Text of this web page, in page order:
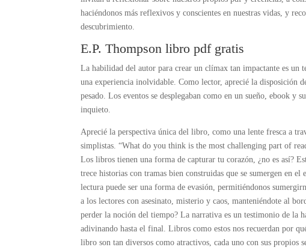
haciéndonos más reflexivos y conscientes en nuestras vidas, y
descubrimiento.
E.P. Thompson libro pdf gratis
La habilidad del autor para crear un clímax tan impactante es un
una experiencia inolvidable. Como lector, aprecié la disposición
pesado. Los eventos se desplegaban como en un sueño, ebook y
inquieto.
Aprecié la perspectiva única del libro, como una lente fresca a
simplistas. “What do you think is the most challenging part of
Los libros tienen una forma de capturar tu corazón, ¿no es así?
trece historias con tramas bien construidas que se sumergen en
lectura puede ser una forma de evasión, permitiéndonos
a los lectores con asesinato, misterio y caos, manteniéndote al
perder la noción del tiempo? La narrativa es un testimonio de la
adivinando hasta el final. Libros como estos nos recuerdan por
libro son tan diversos como atractivos, cada uno con sus propios